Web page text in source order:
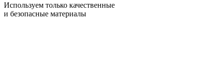
Используем только качественные
и безопасные материалы